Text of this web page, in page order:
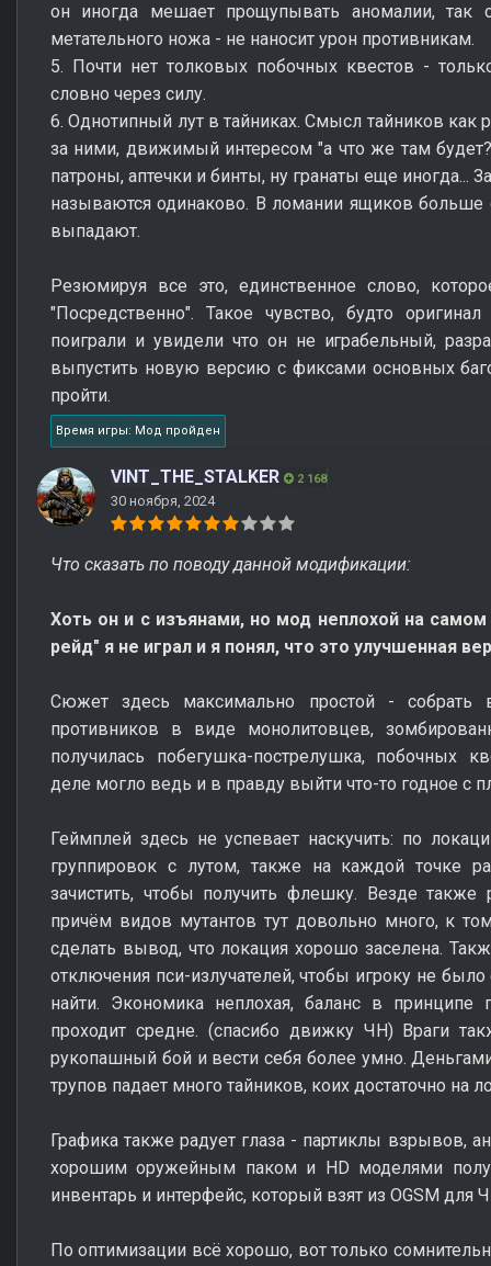
он иногда мешает прощупывать аномалии,
метательного ножа - не наносит урон противникам.
5. Почти нет толковых побочных квестов -
словно через силу.
6. Однотипный лут в тайниках. Смысл тайников как
за ними, движимый интересом "а что же там
патроны, аптечки и бинты, ну гранаты еще иногда...
называются одинаково. В ломании ящиков
выпадают.
Резюмируя все это, единственное слово,
"Посредственно". Такое чувство, будто
поиграли и увидели что он не играбельный,
выпустить новую версию с фиксами основных
пройти.
Время игры: Мод пройден
VINT_THE_STALKER 2 168
30 ноября, 2024
Что сказать по поводу данной модификации:
Хоть он и с изъянами, но мод неплохой на
рейд" я не играл и я понял, что это улучшенная
Сюжет здесь максимально простой - собрать
противников в виде монолитовцев,
получилась побегушка-пострелушка, побочных
деле могло ведь и в правду выйти что-то годное с
Геймплей здесь не успевает наскучить: по
группировок с лутом, также на каждой точке
зачистить, чтобы получить флешку. Везде
причём видов мутантов тут довольно много, к
сделать вывод, что локация хорошо заселена.
отключения пси-излучателей, чтобы игроку не
найти. Экономика неплохая, баланс в принципе
проходит средне. (спасибо движку ЧН) Враги
рукопашный бой и вести себя более умно.
трупов падает много тайников, коих достаточно на
Графика также радует глаза - партиклы взрывов,
хорошим оружейным паком и HD моделями
инвентарь и интерфейс, который взят из OGSM для
По оптимизации всё хорошо, вот только